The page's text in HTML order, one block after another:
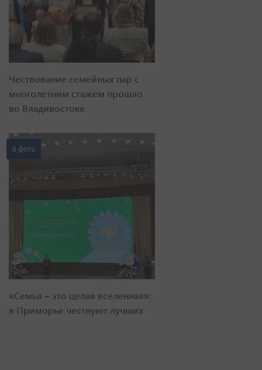
Чествование семейных пар с
многолетним стажем прошло
во Владивостоке
8 фото
«Семья – это целая вселенная»:
в Приморье чествуют лучших